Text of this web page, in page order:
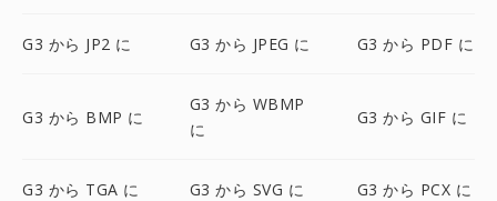
G3 から JP2 に G3 から JPEG に G3 から PDF に
G3 から BMP に
G3 から WBMP
に
G3 から GIF に
G3 から TGA に G3 から SVG に G3 から PCX に